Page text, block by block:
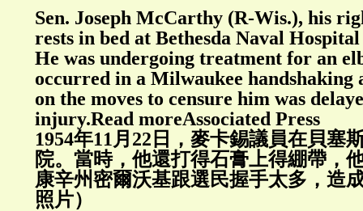
Sen. Joseph McCarthy (R-Wis.), his
rests in bed at Bethesda Naval Hospital
He was undergoing treatment for an
occurred in a Milwaukee handshaking
on the moves to censure him was
injury.Read moreAssociated Press
1954年11月22日，麥卡錫議員在貝塞
院。當時，他還打得石膏上得綳帶，
康辛州密爾沃基跟選民握手太多，造
照片）